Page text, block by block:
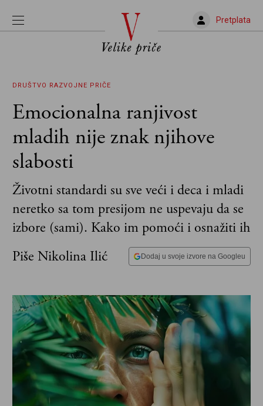
Pretplata
DRUŠTVO RAZVOJNE PRIČE
Emocionalna ranjivost
mladih nije znak njihove
slabosti
Životni standardi su sve veći i deca i mladi
neretko sa tom presijom ne uspevaju da se
izbore (sami). Kako im pomoći i osnažiti ih
Piše Nikolina Ilić
Dodaj u svoje izvore na Googleu